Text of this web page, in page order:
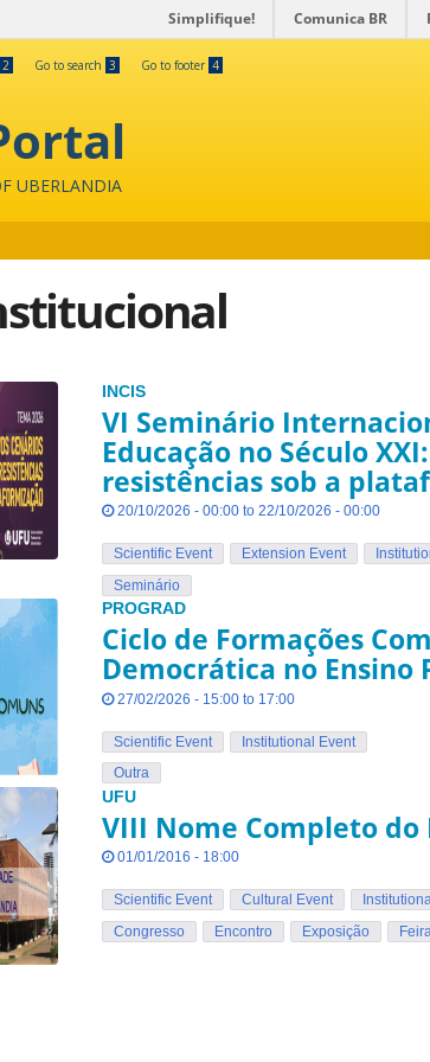
Simplifique! Comunica BR
2 Go to search 3 Go to footer 4
UBERLANDIA
INCIS
VI Seminário
Educação no Século
resistências sob a
20/10/2026 - 00:00 to 22/10/2026 - 00:00
Scientific Event Extension Event
Seminário
PROGRAD
Ciclo de Formações
Democrática no Ensino
27/02/2026 - 15:00 to 17:00
Scientific Event
Institutional Event
Outra
UFU
VIII Nome Completo do
01/01/2016 - 18:00
Scientific Event Cultural Event
Congresso
Encontro Exposição